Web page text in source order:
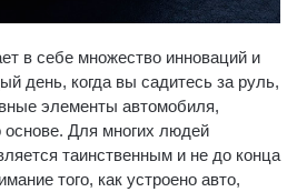
в себе множество инноваций и
день, когда вы садитесь за руль,
элементы автомобиля,
основе. Для многих людей
таинственным и не до конца
того, как устроено авто,